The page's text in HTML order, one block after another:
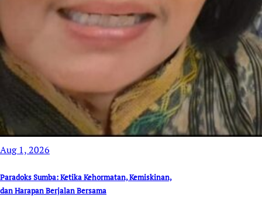
Aug 1, 2026
Paradoks Sumba: Ketika Kehormatan, Kemiskinan,
dan Harapan Berjalan Bersama